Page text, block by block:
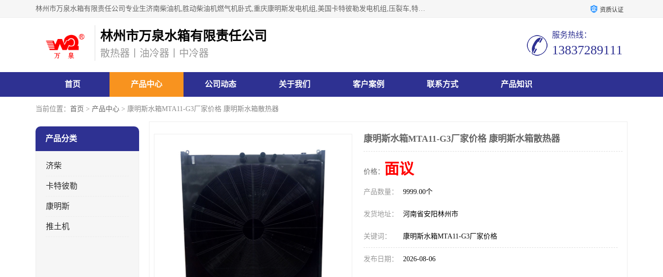
林州市万泉水箱有限责任公司专业生济南柴油机,胜动柴油机燃气机卧式,重庆康明斯发电机组,美国卡特彼勒发电机组,压裂车,特雷克斯矿车,卡特矿车,小松反铲,卡特反铲装载机,日立反铲,阿特拉斯科普柯钻机,山推推土机黄工推土机等系列水箱中冷器油冷器，公司始终发扬自力更生、艰苦奋斗的红旗渠精神、不断开拓、进取，以“先进的生产技术、一流的产品质量、良好的销售信誉”为宗旨。 资质认证
林州市万泉水箱有限责任公司
散热器丨油冷器丨中冷器
服务热线：
13837289111
首页 产品中心 公司动态 关于我们 客户案例 联系方式 产品知识
当前位置： 首页 > 产品中心 > 康明斯水箱MTA11-G3厂家价格 康明斯水箱散热器
产品分类
济柴
卡特彼勒
康明斯
推土机
康明斯水箱MTA11-G3厂家价格 康明斯水箱散热器
价格： 面议
产品数量： 9999.00个
发货地址： 河南省安阳林州市
关键词： 康明斯水箱MTA11-G3厂家价格
发布日期： 2026-08-06